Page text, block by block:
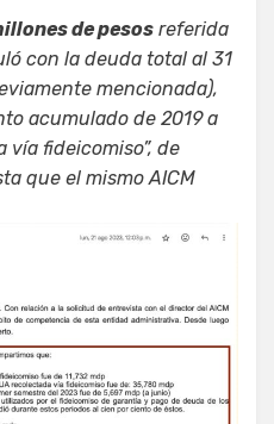
de pesos referida
con la deuda total al 31
mencionada),
acumulado de 2019 a
vía fideicomiso”, de
que el mismo AICM